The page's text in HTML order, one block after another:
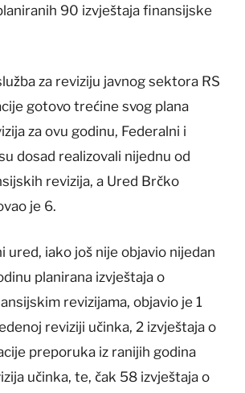
90 izvještaja finansijske
za reviziju javnog sektora RS
gotovo trećine svog plana
za ovu godinu, Federalni i
dosad realizovali nijednu od
revizija, a Ured Brčko
je 6.
ured, iako još nije objavio nijedan
planirana izvještaja o
revizijama, objavio je 1
reviziji učinka, 2 izvještaja o
preporuka iz ranijih godina
učinka, te, čak 58 izvještaja o